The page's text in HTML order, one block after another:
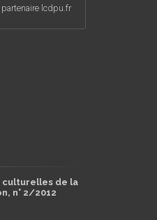
lcdpu.fr
culturelles de la
n° 2/2012